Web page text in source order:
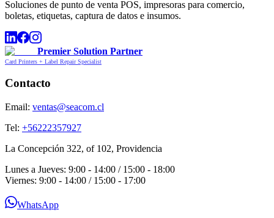
Soluciones de punto de venta POS, impresoras para comercio,
boletas, etiquetas, captura de datos e insumos.
Premier Solution Partner
Card Printers + Label Repair Specialist
Contacto
Email: ventas@seacom.cl
Tel: +56222357927
La Concepción 322, of 102, Providencia
Lunes a Jueves: 9:00 - 14:00 / 15:00 - 18:00
Viernes: 9:00 - 14:00 / 15:00 - 17:00
WhatsApp